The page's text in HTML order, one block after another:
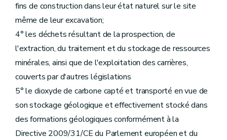
fins de construction dans leur état naturel sur le site
même de leur excavation;
4° les déchets résultant de la prospection, de
l'extraction, du traitement et du stockage de ressources
minérales, ainsi que de l'exploitation des carrières,
couverts par d'autres législations
5° le dioxyde de carbone capté et transporté en vue de
son stockage géologique et effectivement stocké dans
des formations géologiques conformément à la
Directive 2009/31/CE du Parlement européen et du